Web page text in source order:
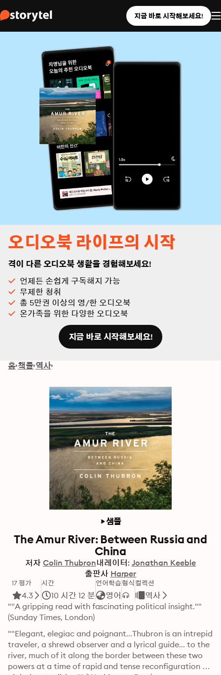
지금 바로 시작해보세요!
오디오북 라이프의 시작
격이 다른 오디오북 생활을 경험해보세요!
언제든 손쉽게 구독해지 가능
무제한 청취
총 5만권 이상의 영/한 오디오북
온가족을 위한 다양한 오디오북
지금 바로 시작해보세요!
홈 책들 역사
샘플
The Amur River: Between Russia and
China
저자 Colin Thubron내레이터: Jonathan Keeble
출판사 Harper
17 평가
4.3
시간
10 시간 12 분
언어학습
영어
형식 컬렉션
역사
""A gripping read with fascinating political insight.""
(Sunday Times, London)
""Elegant, elegiac and poignant...Thubron is an intrepid
traveler, a shrewd observer and a lyrical guide... to the
river, much of it along the border between these two
powers at a time of rapid and tense reconfiguration of